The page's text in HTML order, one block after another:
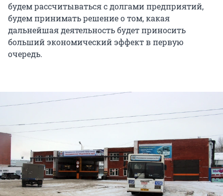
будем рассчитываться с долгами предприятий,
будем принимать решение о том, какая
дальнейшая деятельность будет приносить
больший экономический эффект в первую
очередь.